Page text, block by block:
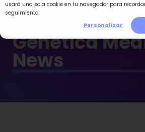
usará una sola cookie en tu navegador para
seguimiento.
Personalizar
Genética
News